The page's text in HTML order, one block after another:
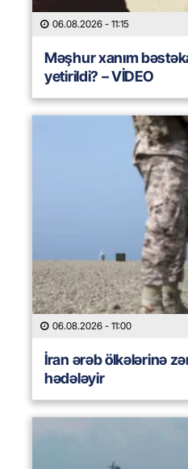
06.08.2026 - 11:15
Məşhur xanım
yetirildi? – VİDEO
06.08.2026 - 11:00
İran ərəb ölkələrinə
hədələyir